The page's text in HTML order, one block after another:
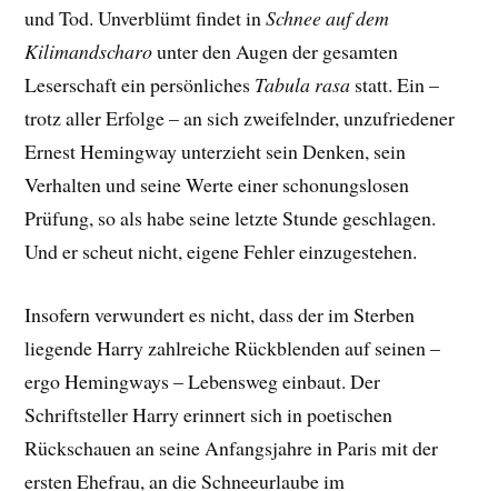
und Tod. Unverblümt findet inSchnee auf dem
Kilimandscharounter den Augen der gesamten
Leserschaft ein persönliches Tabula rasa statt. Ein –
trotz aller Erfolge – an sich zweifelnder, unzufriedener
Ernest Hemingway unterzieht sein Denken, sein
Verhalten und seine Werte einer schonungslosen
Prüfung, so als habe seine letzte Stunde geschlagen.
Und er scheut nicht, eigene Fehler einzugestehen.
Insofern verwundert es nicht, dass der im Sterben
liegende Harry zahlreiche Rückblenden auf seinen –
ergo Hemingways – Lebensweg einbaut. Der
Schriftsteller Harry erinnert sich in poetischen
Rückschauen an seine Anfangsjahre in Paris mit der
ersten Ehefrau, an die Schneeurlaube im